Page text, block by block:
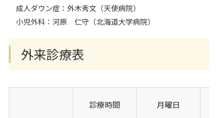
成人ダウン症：外木秀文（天使病院）
小児外科：河原 仁守（北海道大学病院）
外来診療表
診療時間 月曜日